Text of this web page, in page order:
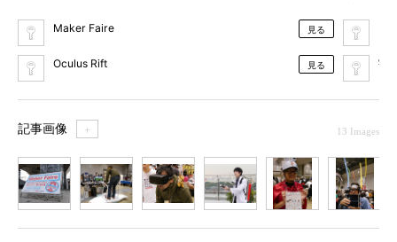
Maker Faire 見る
Oculus Rift 見る 宇
記事画像 ＋ 13 Images